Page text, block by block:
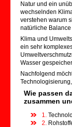
Natur und ein
wechselnden
verstehen warum
natürliche
Klima und
ein sehr
Wasser
Nachfolgend
Wie passen
zusammen
1.
2.